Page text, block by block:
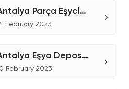
Antalya Parça Eşyalar için Nakliyat Hizmeti
February 2023
Antalya Eşya Deposu Nasıl Çalışır?
February 2023